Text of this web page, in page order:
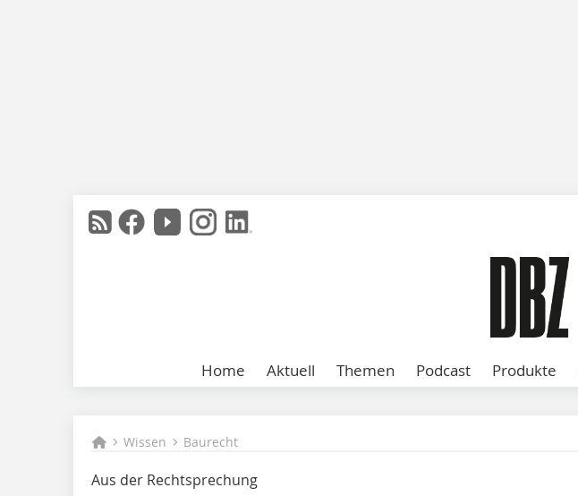
Home Aktuell Themen Podcast Produkte
Wissen Baurecht
Aus der Rechtsprechung